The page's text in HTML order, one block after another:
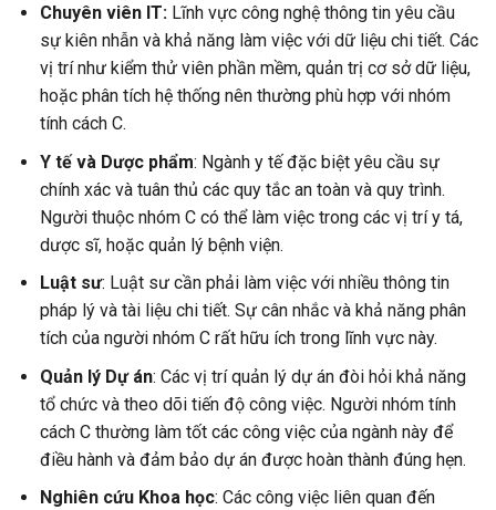
Chuyên viên IT:Lĩnh vực công nghệ thông tin yêu cầu
sự kiên nhẫn và khả năng làm việc với dữ liệu chi tiết. Các
vị trí như kiểm thử viên phần mềm, quản trị cơ sở dữ liệu,
hoặc phân tích hệ thống nên thường phù hợp với nhóm
tính cách C.
Y tế và Dược phẩm: Ngành y tế đặc biệt yêu cầu sự
chính xác và tuân thủ các quy tắc an toàn và quy trình.
Người thuộc nhóm C có thể làm việc trong các vị trí y tá,
dược sĩ, hoặc quản lý bệnh viện.
Luật sư: Luật sư cần phải làm việc với nhiều thông tin
pháp lý và tài liệu chi tiết. Sự cân nhắc và khả năng phân
tích của người nhóm C rất hữu ích trong lĩnh vực này.
Quản lý Dự án: Các vị trí quản lý dự án đòi hỏi khả năng
tổ chức và theo dõi tiến độ công việc. Người nhóm tính
cách C thường làm tốt các công việc của ngành này để
điều hành và đảm bảo dự án được hoàn thành đúng hẹn.
Nghiên cứu Khoa học: Các công việc liên quan đến